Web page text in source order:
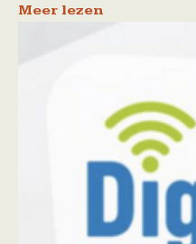
Meer lezen